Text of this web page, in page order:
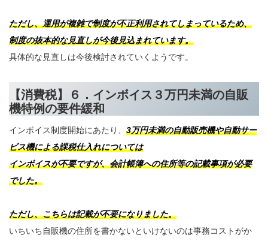
ただし、運用が複雑で制度が不正利用されてしまっているため、
制度の抜本的な見直しが今後見込まれています。
具体的な見直しは今後検討されていくようです。
【消費税】６．インボイス３万円未満の自販
機特例の要件緩和
インボイス制度開始にあたり、 3万円未満の自動販売機や自動サー
ビス機による課税仕入れについては
インボイスが不要ですが、会計帳簿への住所等の記載事項が必要
でした。
ただし、こちらは記載が不要になりました。
いちいち自販機の住所を書かないといけないのは事務コストがか